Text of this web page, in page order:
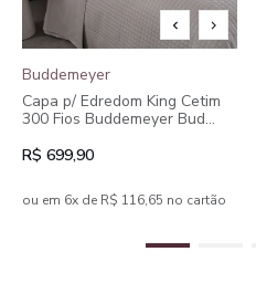
Buddemeyer
Capa p/ Edredom King Cetim
300 Fios Buddemeyer Bud
Algodão Penteado Bege
R$ 699,90
ou em 6x de R$ 116,65 no cartão